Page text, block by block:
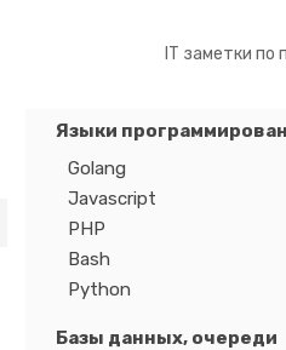
IT заметки по
Языки
Golang
Javascript
PHP
Bash
Python
Базы данных, очереди